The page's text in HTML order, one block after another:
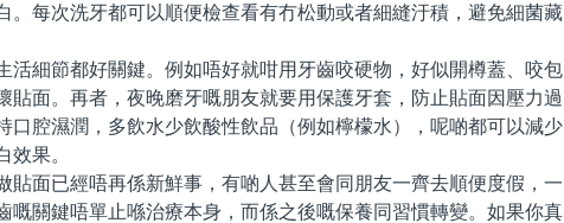
。每次洗牙都可以順便檢查看有冇松動或者細縫汙積，避免細菌藏
細節都好關鍵。例如唔好就咁用牙齒咬硬物，好似開樽蓋、咬包
貼面。再者，夜晚磨牙嘅朋友就要用保護牙套，防止貼面因壓力過
口腔濕潤，多飲水少飲酸性飲品（例如檸檬水），呢啲都可以減少
效果。
面已經唔再係新鮮事，有啲人甚至會同朋友一齊去順便度假，一
嘅關鍵唔單止喺治療本身，而係之後嘅保養同習慣轉變。如果你真